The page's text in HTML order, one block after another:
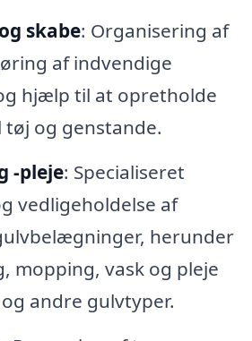
skabe: Organisering af
af indvendige
hjælp til at opretholde
tøj og genstande.
-pleje: Specialiseret
vedligeholdelse af
herunder
mopping, vask og pleje
andre gulvtyper.